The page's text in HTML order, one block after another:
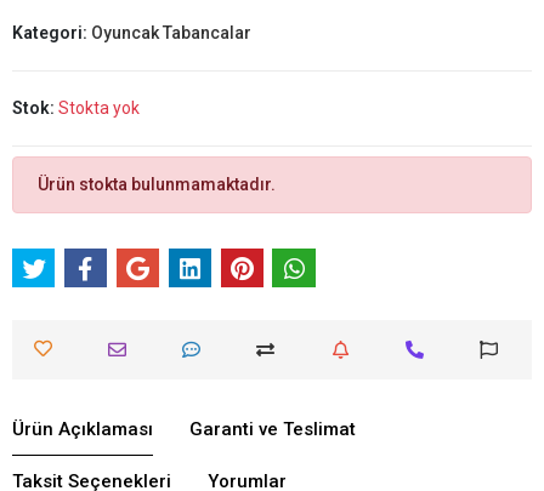
Kategori: Oyuncak Tabancalar
Stok: Stokta yok
Ürün stokta bulunmamaktadır.
Ürün Açıklaması Garanti ve Teslimat
Taksit Seçenekleri Yorumlar